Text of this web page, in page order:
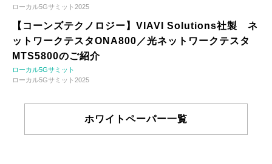
ローカル5Gサミット2025
【コーンズテクノロジー】VIAVI Solutions社製 ネ
ットワークテスタONA800／光ネットワークテスタ
MTS5800のご紹介
ローカル5Gサミット
ローカル5Gサミット2025
ホワイトペーパー一覧